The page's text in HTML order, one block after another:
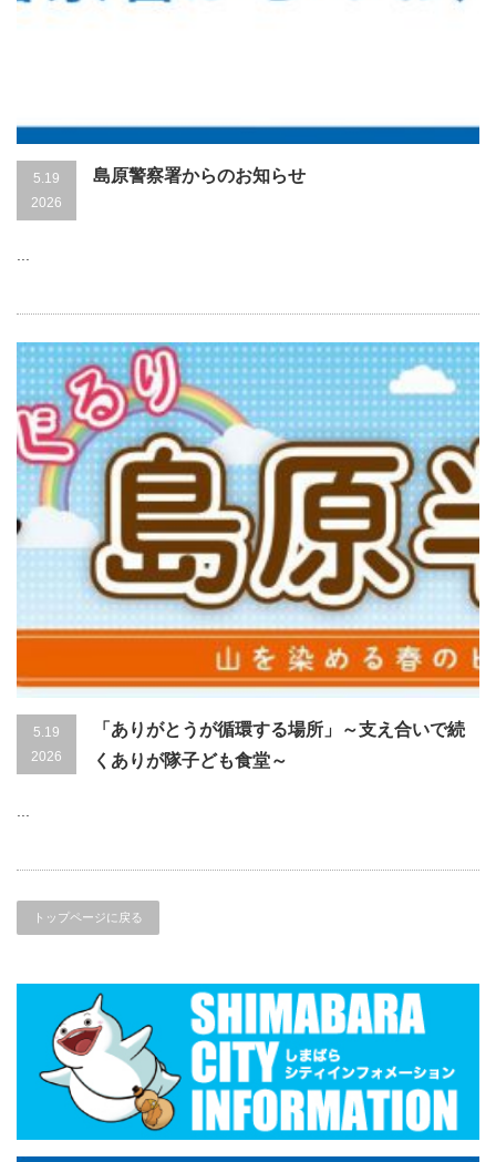
5.19
2026
島原警察署からのお知らせ
...
5.19
2026
「ありがとうが循環する場所」～支え合いで続
くありが隊子ども食堂～
トップページに戻る